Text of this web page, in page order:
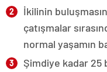
İkilinin
çatışmalar
normal yaşamın
Şimdiye kadar 25